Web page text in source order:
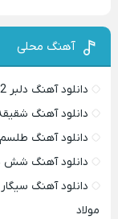
آهنگ محلی
دانلود آهنگ دلبر 2 از شهاب فالجی
دانلود آهنگ
دانلود آهنگ
دانلود آهنگ شش
دانلود آهنگ
مولاد